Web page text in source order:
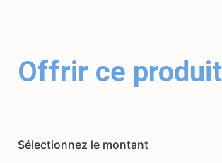
Offrir ce produit
Sélectionnez le montant